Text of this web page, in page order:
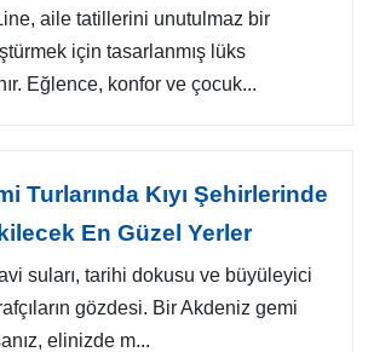
aile tatillerini unutulmaz bir
için tasarlanmış lüks
Eğlence, konfor ve çocuk...
Turlarında Kıyı Şehirlerinde
En Güzel Yerler
suları, tarihi dokusu ve büyüleyici
gözdesi. Bir Akdeniz gemi
elinizde m...